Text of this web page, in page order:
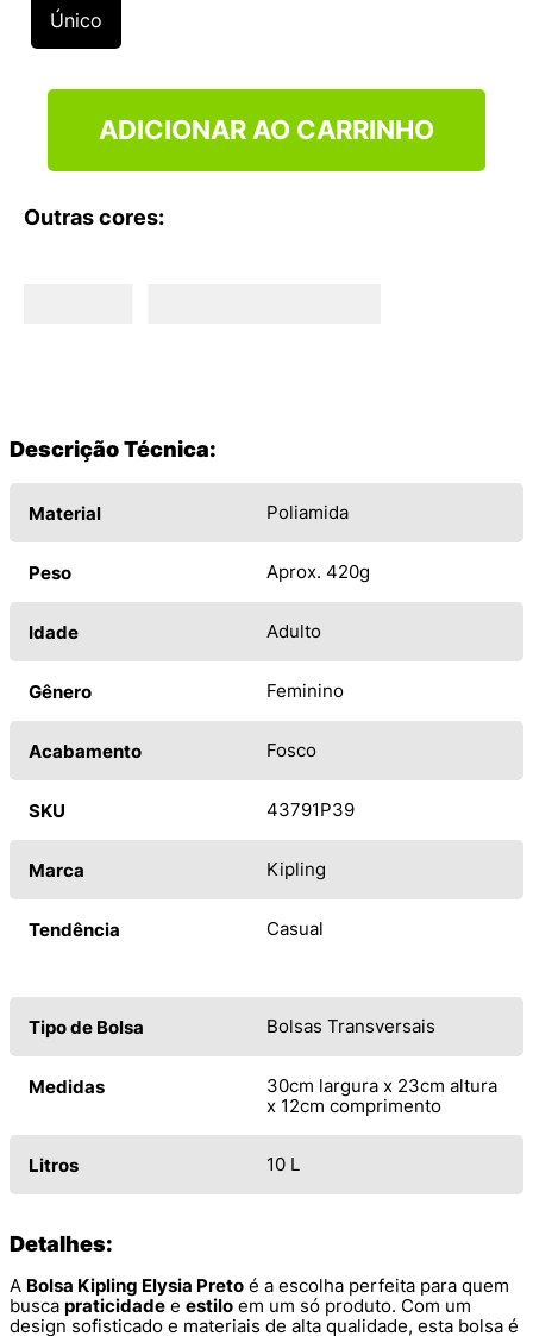
Único
ADICIONAR AO CARRINHO
Outras cores:
Descrição Técnica:
Material Poliamida
Peso Aprox. 420g
Idade Adulto
Gênero Feminino
Acabamento Fosco
SKU 43791P39
Marca Kipling
Tendência Casual
Tipo de Bolsa Bolsas Transversais
Medidas
30cm largura x 23cm altura
x 12cm comprimento
Litros 10 L
Detalhes:
A Bolsa Kipling Elysia Preto é a escolha perfeita para quem
busca praticidade e estilo em um só produto. Com um
design sofisticado e materiais de alta qualidade, esta bolsa é
º
VEJA COUNTRY
10º NEW 530